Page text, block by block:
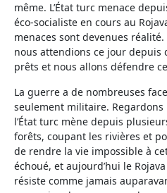
même. L’État turc menace
éco-socialiste en cours au
menaces sont devenues réalité.
nous attendions ce jour depuis
prêts et nous allons défendre
La guerre a de nombreuses
seulement militaire.
l’État turc mène depuis
forêts, coupant les rivières et
de rendre la vie impossible à
échoué, et aujourd’hui le
résiste comme jamais